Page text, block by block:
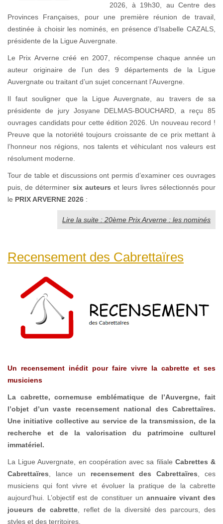
2026, à 19h30, au Centre des
Provinces Françaises, pour une première réunion de travail,
destinée à choisir les nominés, en présence d’Isabelle CAZALS,
présidente de la Ligue Auvergnate.
Le Prix Arverne créé en 2007, récompense chaque année un
auteur originaire de l’un des 9 départements de la Ligue
Auvergnate ou traitant d’un sujet concernant l’Auvergne.
Il faut souligner que la Ligue Auvergnate, au travers de sa
présidente de jury Josyane DELMAS-BOUCHARD, a reçu 85
ouvrages candidats pour cette édition 2026. Un nouveau record !
Preuve que la notoriété toujours croissante de ce prix mettant à
l’honneur nos régions, nos talents et véhiculant nos valeurs est
résolument moderne.
Tour de table et discussions ont permis d’examiner ces ouvrages
puis, de déterminer six auteurs et leurs livres sélectionnés pour
le PRIX ARVERNE 2026 :
Lire la suite : 20ème Prix Arverne : les nominés
Recensement des Cabrettaïres
Un recensement inédit pour faire vivre la cabrette et ses
musiciens
La cabrette, cornemuse emblématique de l’Auvergne, fait
l’objet d’un vaste recensement national des Cabrettaïres.
Une initiative collective au service de la transmission, de la
recherche et de la valorisation du patrimoine culturel
immatériel.
La Ligue Auvergnate, en coopération avec sa filiale Cabrettes &
Cabrettaïres, lance un recensement des Cabrettaïres, ces
musiciens qui font vivre et évoluer la pratique de la cabrette
aujourd’hui. L’objectif est de constituer un annuaire vivant des
joueurs de cabrette, reflet de la diversité des parcours, des
styles et des territoires.